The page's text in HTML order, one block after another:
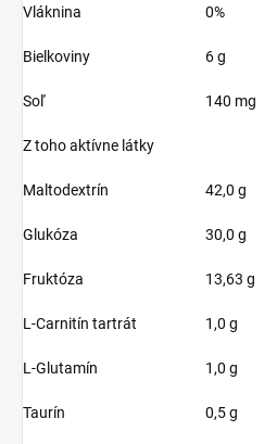
Vláknina 0%
Bielkoviny 6 g
Soľ 140 mg
Z toho aktívne látky
Maltodextrín 42,0 g
Glukóza 30,0 g
Fruktóza 13,63 g
L-Carnitín tartrát 1,0 g
L-Glutamín 1,0 g
Taurín 0,5 g